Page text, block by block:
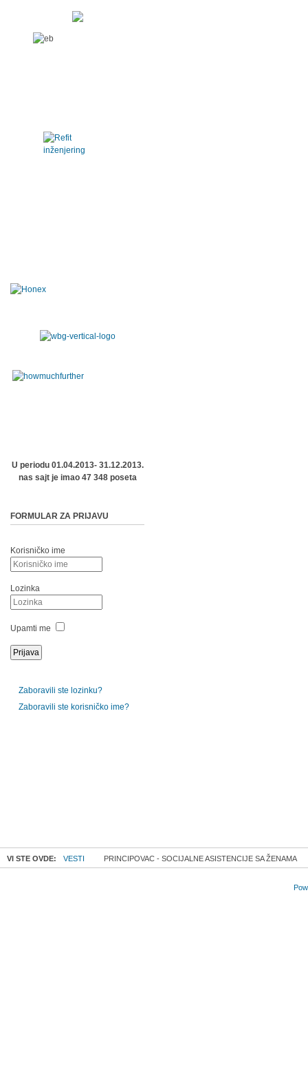
U periodu 01.04.2013- 31.12.2013.
nas sajt je imao 47 348 poseta
FORMULAR ZA PRIJAVU
Korisničko ime
Lozinka
Upamti me
Zaboravili ste lozinku?
Zaboravili ste korisničko ime?
VI STE OVDE: VESTI PRINCIPOVAC - SOCIJALNE ASISTENCIJE SA ŽENAMA